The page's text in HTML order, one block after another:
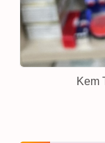
Kem